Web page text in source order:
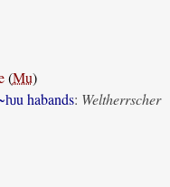
(Mu)
habands: Weltherrscher